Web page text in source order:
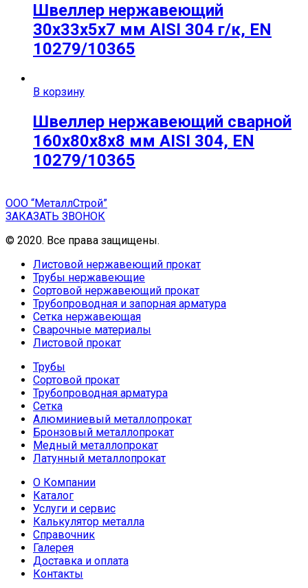
Швеллер нержавеющий
30х33х5х7 мм AISI 304 г/к, EN
10279/10365
В корзину
Швеллер нержавеющий сварной
160х80х8х8 мм AISI 304, EN
10279/10365
ООО “МеталлСтрой”
ЗАКАЗАТЬ ЗВОНОК
© 2020. Все права защищены.
Листовой нержавеющий прокат
Трубы нержавеющие
Сортовой нержавеющий прокат
Трубопроводная и запорная арматура
Сетка нержавеющая
Сварочные материалы
Листовой прокат
Трубы
Сортовой прокат
Трубопроводная арматура
Сетка
Алюминиевый металлопрокат
Бронзовый металлопрокат
Медный металлопрокат
Латунный металлопрокат
О Компании
Каталог
Услуги и сервис
Калькулятор металла
Справочник
Галерея
Доставка и оплата
Контакты